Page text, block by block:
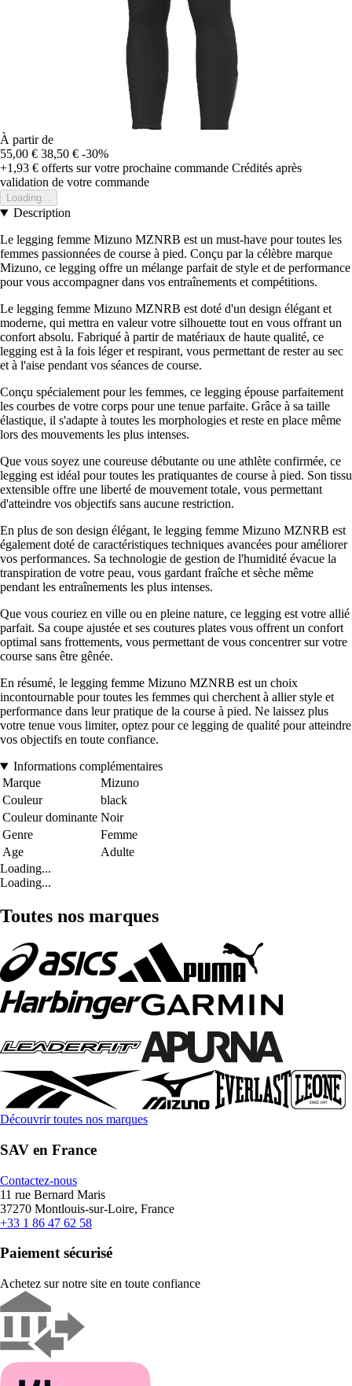
À partir de
55,00 € 38,50 € -30%
+1,93 € offerts sur votre prochaine commande Crédités après
validation de votre commande
Loading...
Description
Le legging femme Mizuno MZNRB est un must-have pour toutes les
femmes passionnées de course à pied. Conçu par la célèbre marque
Mizuno, ce legging offre un mélange parfait de style et de performance
pour vous accompagner dans vos entraînements et compétitions.
Le legging femme Mizuno MZNRB est doté d'un design élégant et
moderne, qui mettra en valeur votre silhouette tout en vous offrant un
confort absolu. Fabriqué à partir de matériaux de haute qualité, ce
legging est à la fois léger et respirant, vous permettant de rester au sec
et à l'aise pendant vos séances de course.
Conçu spécialement pour les femmes, ce legging épouse parfaitement
les courbes de votre corps pour une tenue parfaite. Grâce à sa taille
élastique, il s'adapte à toutes les morphologies et reste en place même
lors des mouvements les plus intenses.
Que vous soyez une coureuse débutante ou une athlète confirmée, ce
legging est idéal pour toutes les pratiquantes de course à pied. Son tissu
extensible offre une liberté de mouvement totale, vous permettant
d'atteindre vos objectifs sans aucune restriction.
En plus de son design élégant, le legging femme Mizuno MZNRB est
également doté de caractéristiques techniques avancées pour améliorer
vos performances. Sa technologie de gestion de l'humidité évacue la
transpiration de votre peau, vous gardant fraîche et sèche même
pendant les entraînements les plus intenses.
Que vous couriez en ville ou en pleine nature, ce legging est votre allié
parfait. Sa coupe ajustée et ses coutures plates vous offrent un confort
optimal sans frottements, vous permettant de vous concentrer sur votre
course sans être gênée.
En résumé, le legging femme Mizuno MZNRB est un choix
incontournable pour toutes les femmes qui cherchent à allier style et
performance dans leur pratique de la course à pied. Ne laissez plus
votre tenue vous limiter, optez pour ce legging de qualité pour atteindre
vos objectifs en toute confiance.
Informations complémentaires
Marque
Mizuno
Couleur
black
Couleur dominante Noir
Genre
Femme
Age
Adulte
Loading...
Loading...
Toutes nos marques
Découvrir toutes nos marques
SAV en France
Contactez-nous
11 rue Bernard Maris
37270 Montlouis-sur-Loire, France
+33 1 86 47 62 58
Paiement sécurisé
Achetez sur notre site en toute confiance